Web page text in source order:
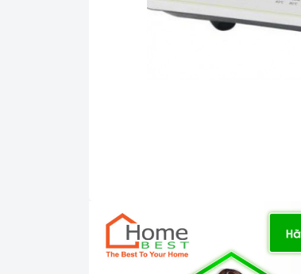
Thiết kế, chất liệu
Bếp điện từ đơn được thiết kế